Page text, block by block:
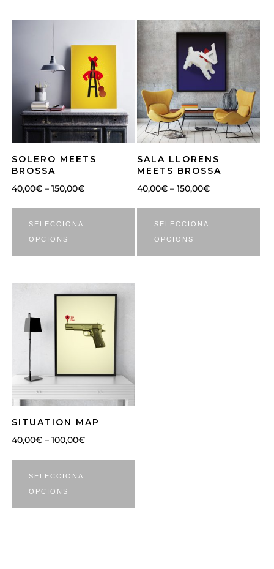
SOLERO MEETS
BROSSA
40,00€ – 150,00€
SELECCIONA
OPCIONS
SALA LLORENS
MEETS BROSSA
40,00€ – 150,00€
SELECCIONA
OPCIONS
SITUATION MAP
40,00€ – 100,00€
SELECCIONA
OPCIONS